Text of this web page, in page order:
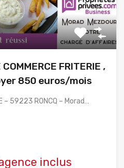
COMMERCE FRITERIE ,
850 euros/mois
– 59223 RONCQ – Morad…
inclus